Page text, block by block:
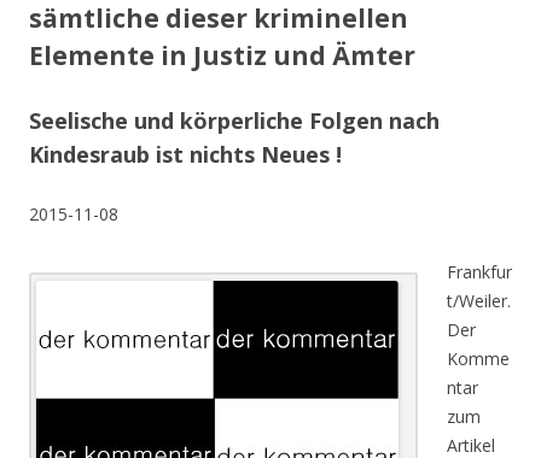
sämtliche dieser kriminellen
Elemente in Justiz und Ämter
Seelische und körperliche Folgen nach
Kindesraub ist nichts Neues !
2015-11-08
Frankfur
t/Weiler.
Der
Komme
ntar
zum
Artikel